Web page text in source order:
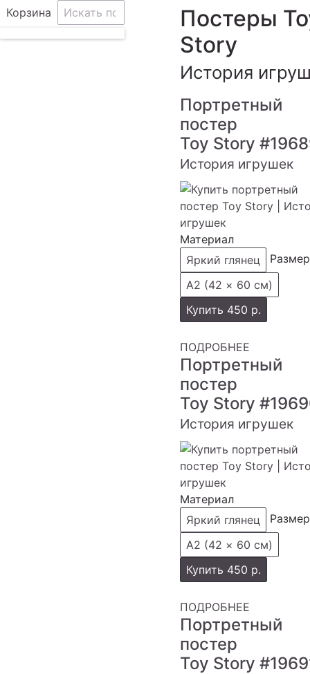
Корзина
Постеры
Story
История
Портретный
постер
Toy Story
История игрушек
Материал
Яркий глянец
Размер
А2 (42 × 60 см)
Купить 450 р.
ПОДРОБНЕЕ
Портретный
постер
Toy Story
История игрушек
Материал
Яркий глянец
Размер
А2 (42 × 60 см)
Купить 450 р.
ПОДРОБНЕЕ
Портретный
постер
Toy Story